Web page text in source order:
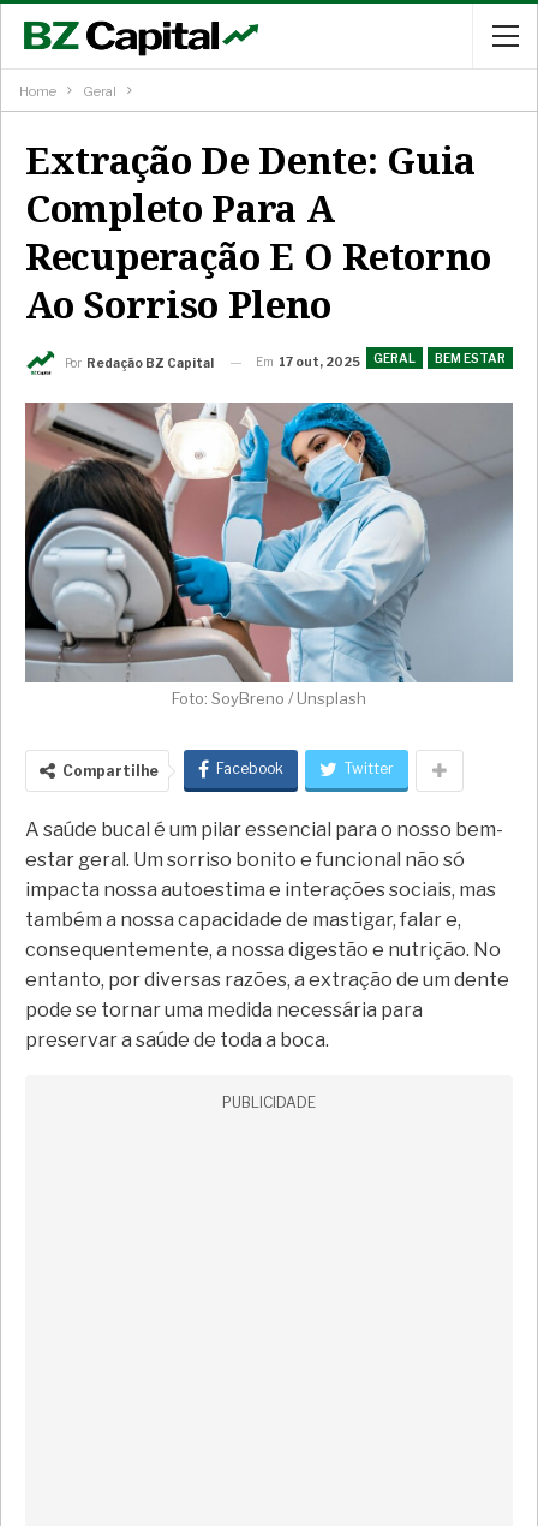
Home Geral
Extração De Dente: Guia
Completo Para A
Recuperação E O Retorno
Ao Sorriso Pleno
GERAL BEM ESTAR
Por Redação BZ Capital Em 17 out, 2025
Foto: SoyBreno / Unsplash
Compartilhe Facebook Twitter
A saúde bucal é um pilar essencial para o nosso bem-
estar geral. Um sorriso bonito e funcional não só
impacta nossa autoestima e interações sociais, mas
também a nossa capacidade de mastigar, falar e,
consequentemente, a nossa digestão e nutrição. No
entanto, por diversas razões, a extração de um dente
pode se tornar uma medida necessária para
preservar a saúde de toda a boca.
PUBLICIDADE